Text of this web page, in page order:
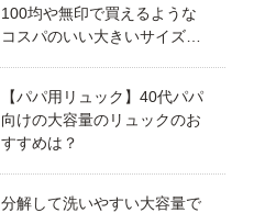
100均や無印で買えるような
コスパのいい大きいサイズで
【パパ用リュック】40代パパ
向けの大容量のリュックのお
すすめは？
分解して洗いやすい大容量で